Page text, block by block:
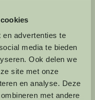
en advertenties te
media te bieden
Ook delen we
site met onze
en analyse. Deze
met andere
u akkoord met de
door Warredal. Ons
Verzenden